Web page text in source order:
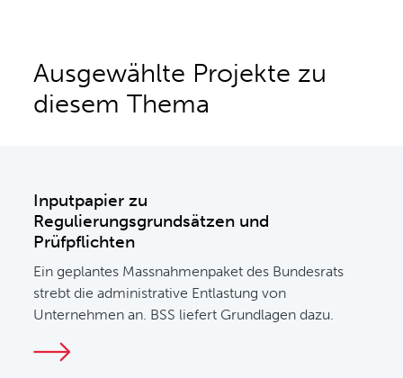
Ausgewählte Projekte zu
diesem Thema
Inputpapier zu
Regulierungsgrundsätzen und
Prüfpflichten
Ein geplantes Massnahmenpaket des Bundesrats
strebt die administrative Entlastung von
Unternehmen an. BSS liefert Grundlagen dazu.